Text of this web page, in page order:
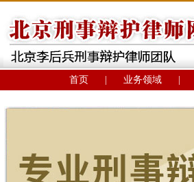
首页 业务领域